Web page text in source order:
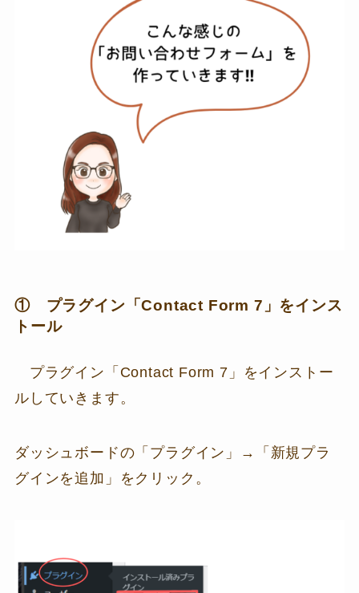
① プラグイン「Contact Form 7」をインス
トール
プラグイン「Contact Form 7」をインストー
ルしていきます。
ダッシュボードの「プラグイン」→「新規プラ
グインを追加」をクリック。